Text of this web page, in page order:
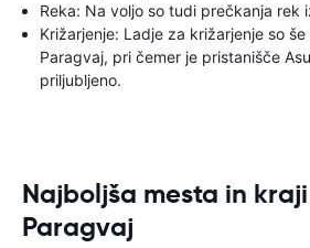
Reka: Na voljo so tudi prečkanja rek
Križarjenje: Ladje za križarjenje so
Paragvaj, pri čemer je pristanišče
priljubljeno.
Najboljša mesta in
Paragvaj